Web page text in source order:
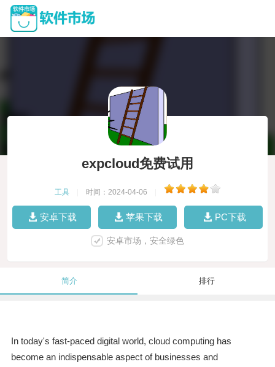
expcloud免费试用
工具 时间：2024-04-06
安卓下载 苹果下载 PC下载
安卓市场，安全绿色
简介 排行
In today's fast-paced digital world, cloud computing has
become an indispensable aspect of businesses and